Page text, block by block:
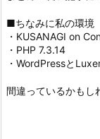
■ちなみに私の環境
・KUSANAGI on
・PHP 7.3.14
・WordPressと
間違っているかもし